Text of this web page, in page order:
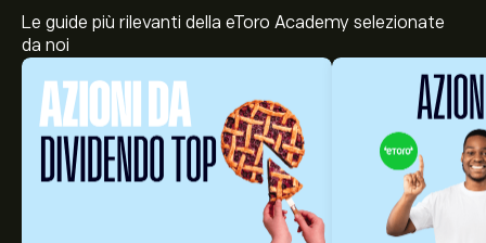
Le guide più rilevanti della eToro Academy selezionate
da noi